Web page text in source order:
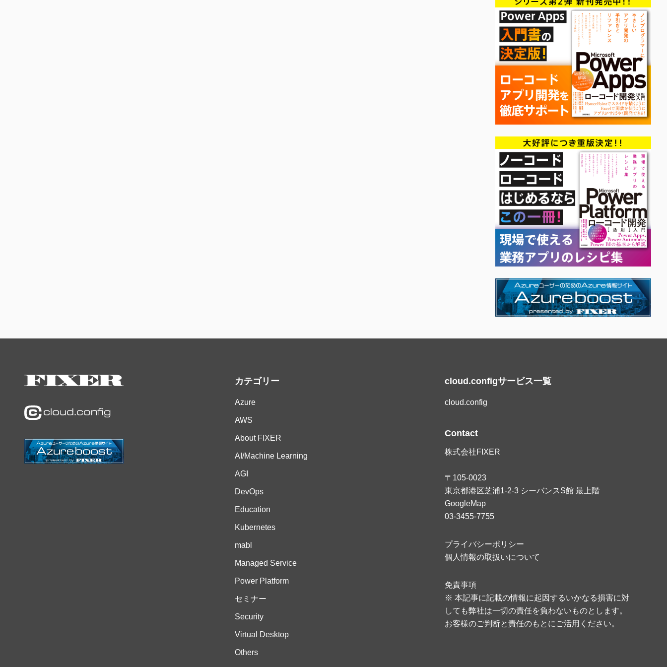
カテゴリー
Azure
AWS
About FIXER
AI/Machine Learning
AGI
DevOps
Education
Kubernetes
mabl
Managed Service
Power Platform
セミナー
Security
Virtual Desktop
Others
cloud.configサービス一覧
cloud.config
Contact
株式会社FIXER
〒105-0023
東京都港区芝浦1-2-3 シーバンスS館 最上階
GoogleMap
03-3455-7755
プライバシーポリシー
個人情報の取扱いについて
免責事項
※ 本記事に記載の情報に起因するいかなる損害に対
しても弊社は一切の責任を負わないものとします。
お客様のご判断と責任のもとにご活用ください。